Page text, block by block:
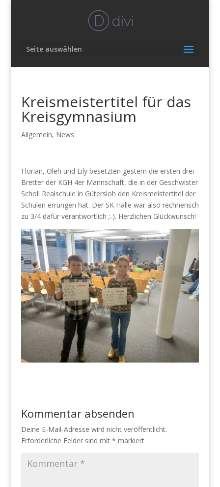
Seite auswählen
Kreismeistertitel für das
Kreisgymnasium
Allgemein, News
Florian, Oleh und Lily besetzten gestern die ersten drei
Bretter der KGH 4er Mannschaft, die in der Geschwister
Scholl Realschule in Gütersloh den Kreismeistertitel der
Schulen errungen hat. Der SK Halle war also rechnerisch
zu 3/4 dafür verantwortlich ;-). Herzlichen Glückwunsch!
Kommentar absenden
Deine E-Mail-Adresse wird nicht veröffentlicht.
Erforderliche Felder sind mit * markiert